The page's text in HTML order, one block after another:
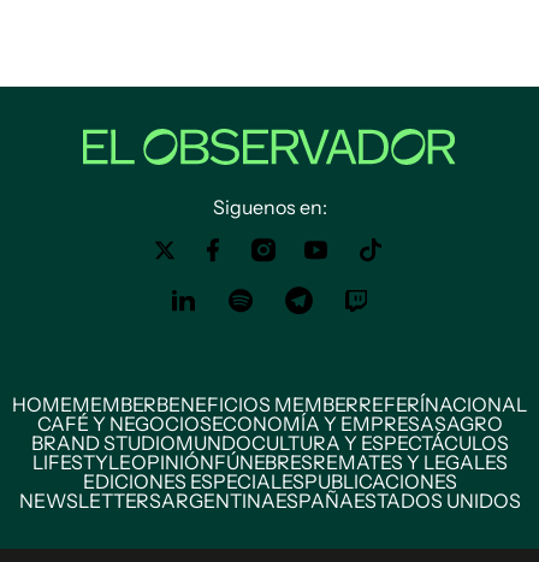
Siguenos en:
HOMEMEMBERBENEFICIOS MEMBERREFERÍNACIONAL
CAFÉ Y NEGOCIOSECONOMÍA Y EMPRESASAGRO
BRAND STUDIOMUNDOCULTURA Y ESPECTÁCULOS
LIFESTYLEOPINIÓNFÚNEBRESREMATES Y LEGALES
EDICIONES ESPECIALESPUBLICACIONES
NEWSLETTERSARGENTINAESPAÑAESTADOS UNIDOS